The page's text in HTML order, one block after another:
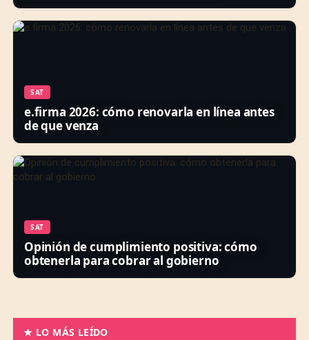
SAT
e.firma 2026: cómo renovarla en línea antes
de que venza
SAT
Opinión de cumplimiento positiva: cómo
obtenerla para cobrar al gobierno
★ LO MÁS LEÍDO